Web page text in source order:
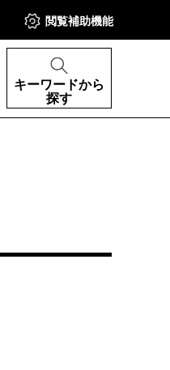
閲覧補助機能
キーワードから
探す